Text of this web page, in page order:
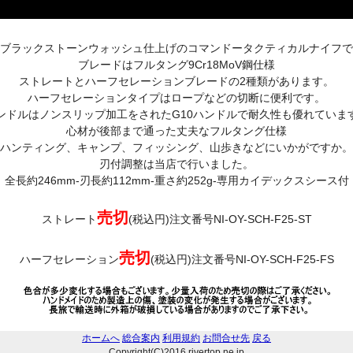
ラックストーンウォッシュ仕上げのコマンドータクティカルナイフで
ブレードはフルタング9Cr18MoV鋼仕様
ストレートとハーフセレーションブレードの2種類があります。
ハーフセレーションタイプはロープなどの切断に便利です。
ドルはノンスリップ加工をされたG10ハンドルで耐久性も優れていま
心材が後部まで通った丈夫なフルタング仕様
ハンティング、キャンプ、フィッシング、山歩きなどにいかがですか。
刃付調整は当店で行いました。
全長約246mm-刃長約112mm-重さ約252g-専用カイデックスシース付
ストレート売切(税込円)注文番号NI-OY-SCH-F25-ST
ハーフセレーション売切(税込円)注文番号NI-OY-SCH-F25-FS
ホームへ 総合案内 利用規約 お問合せ先 戻る